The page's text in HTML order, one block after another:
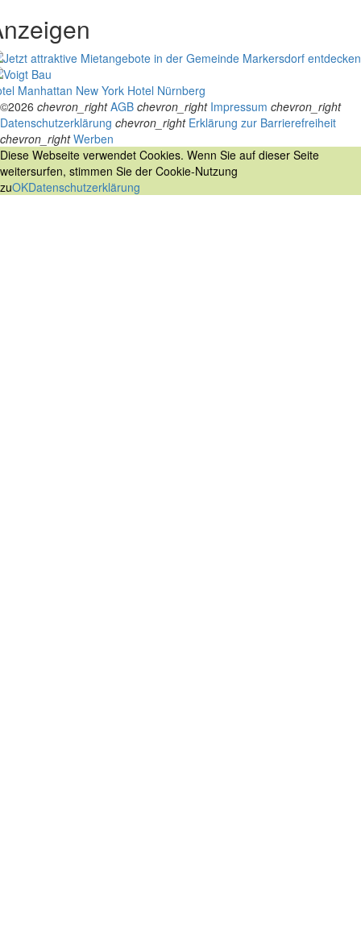
Manhattan New York Hotel Nürnberg
©2026 chevron_right AGB chevron_right Impressum chevron_right
Datenschutzerklärung chevron_right Erklärung zur Barrierefreiheit
chevron_right Werben
Diese Webseite verwendet Cookies. Wenn Sie auf dieser Seite
weitersurfen, stimmen Sie der Cookie-Nutzung
zuOKDatenschutzerklärung